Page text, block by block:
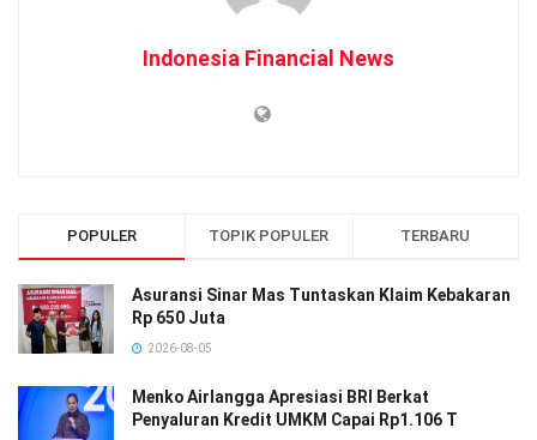
Indonesia Financial News
POPULER TOPIK POPULER TERBARU
Asuransi Sinar Mas Tuntaskan Klaim Kebakaran
Rp 650 Juta
2026-08-05
Menko Airlangga Apresiasi BRI Berkat
Penyaluran Kredit UMKM Capai Rp1.106 T